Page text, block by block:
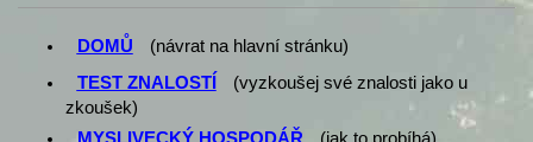
DOMŮ
(návrat na hlavní stránku)
TEST ZNALOSTÍ
(vyzkoušej své znalosti jako u
zkoušek)